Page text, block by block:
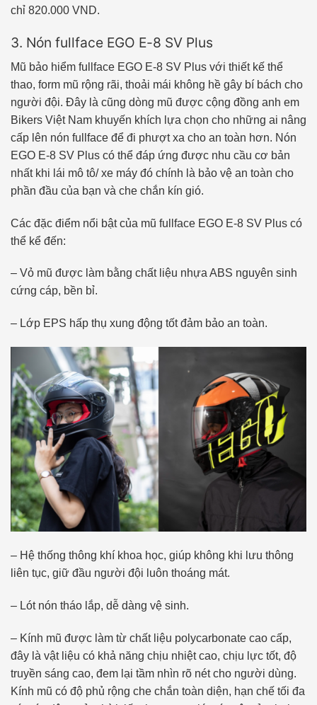
chỉ 820.000 VND.
3. Nón fullface EGO E-8 SV Plus
Mũ bảo hiểm fullface EGO E-8 SV Plus với thiết kế thể
thao, form mũ rộng rãi, thoải mái không hề gây bí bách cho
người đội. Đây là cũng dòng mũ được cộng đồng anh em
Bikers Việt Nam khuyến khích lựa chọn cho những ai nâng
cấp lên nón fullface để đi phượt xa cho an toàn hơn. Nón
EGO E-8 SV Plus có thể đáp ứng được nhu cầu cơ bản
nhất khi lái mô tô/ xe máy đó chính là bảo vệ an toàn cho
phần đầu của bạn và che chắn kín gió.
Các đặc điểm nổi bật của mũ fullface EGO E-8 SV Plus có
thể kể đến:
– Vỏ mũ được làm bằng chất liệu nhựa ABS nguyên sinh
cứng cáp, bền bỉ.
– Lớp EPS hấp thụ xung động tốt đảm bảo an toàn.
– Hệ thống thông khí khoa học, giúp không khi lưu thông
liên tục, giữ đầu người đội luôn thoáng mát.
– Lót nón tháo lắp, dễ dàng vệ sinh.
– Kính mũ được làm từ chất liệu polycarbonate cao cấp,
đây là vật liệu có khả năng chịu nhiệt cao, chịu lực tốt, độ
truyền sáng cao, đem lại tầm nhìn rõ nét cho người dùng.
Kính mũ có độ phủ rộng che chắn toàn diện, hạn chế tối đa